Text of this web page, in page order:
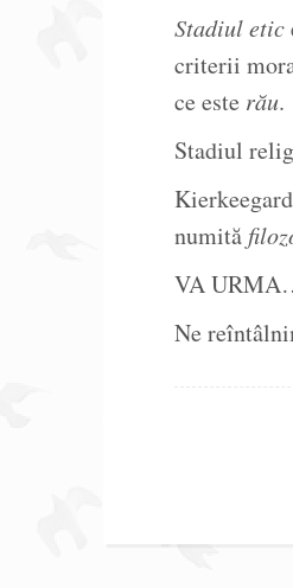
Stadiul etic
criterii
ce este rău.
Stadiul
numită
VA
Ne